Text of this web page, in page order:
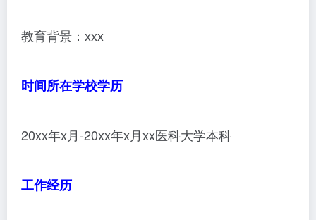
教育背景：xxx
时间所在学校学历
20xx年x月-20xx年x月xx医科大学本科
工作经历